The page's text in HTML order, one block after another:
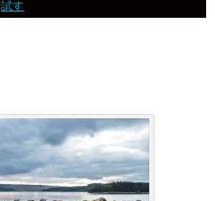
試す